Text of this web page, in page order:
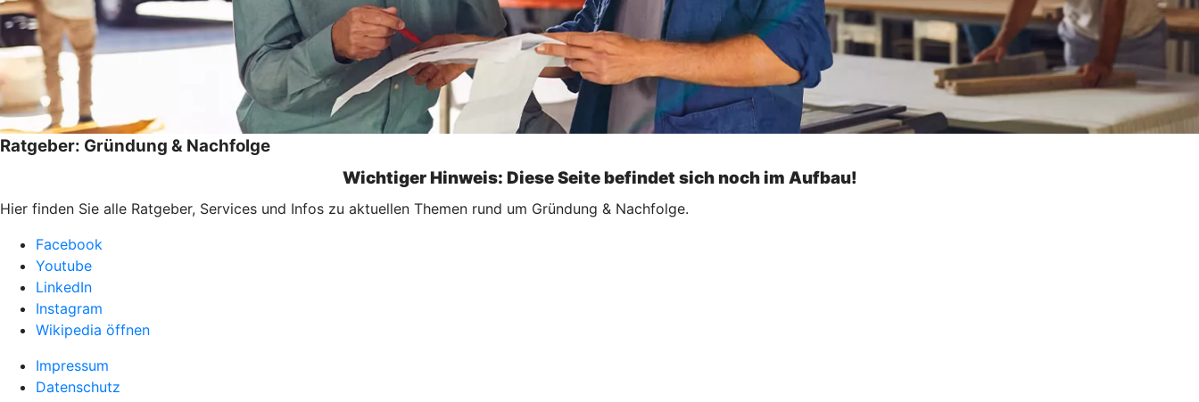
Ratgeber: Gründung & Nachfolge
Wichtiger Hinweis: Diese Seite befindet sich noch im Aufbau!
Hier finden Sie alle Ratgeber, Services und Infos zu aktuellen Themen rund um Gründung & Nachfolge.
Facebook
Youtube
LinkedIn
Instagram
Wikipedia öffnen
Impressum
Datenschutz